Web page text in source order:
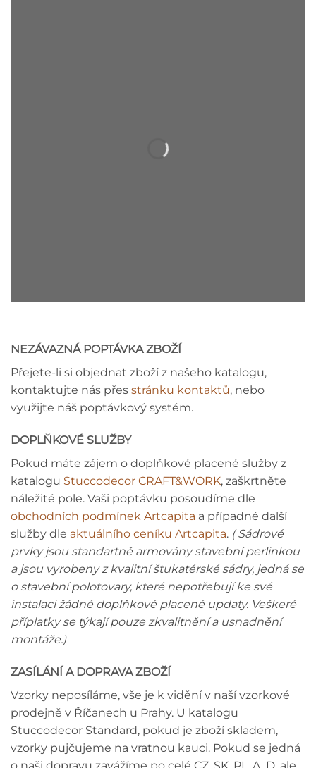
NEZÁVAZNÁ POPTÁVKA ZBOŽÍ
Přejete-li si objednat zboží z našeho katalogu,
kontaktujte nás přes stránku kontaktů, nebo
využijte náš poptávkový systém.
DOPLŇKOVÉ SLUŽBY
Pokud máte zájem o doplňkové placené služby z
katalogu Stuccodecor CRAFT&WORK, zaškrtněte
náležité pole. Vaši poptávku posoudíme dle
obchodních podmínek Artcapita a případné další
služby dle aktuálního ceníku Artcapita. ( Sádrové
prvky jsou standartně armovány stavební perlinkou
a jsou vyrobeny z kvalitní štukatérské sádry, jedná se
o stavební polotovary, které nepotřebují ke své
instalaci žádné doplňkové placené updaty. Veškeré
příplatky se týkají pouze zkvalitnění a usnadnění
montáže.)
ZASÍLÁNÍ A DOPRAVA ZBOŽÍ
Vzorky neposíláme, vše je k vidění v naší vzorkové
prodejně v Říčanech u Prahy. U katalogu
Stuccodecor Standard, pokud je zboží skladem,
vzorky pujčujeme na vratnou kauci. Pokud se jedná